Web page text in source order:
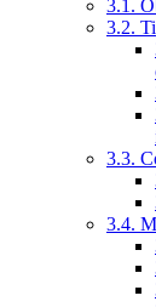
3.1.
3.2.
3.3.
3.4.